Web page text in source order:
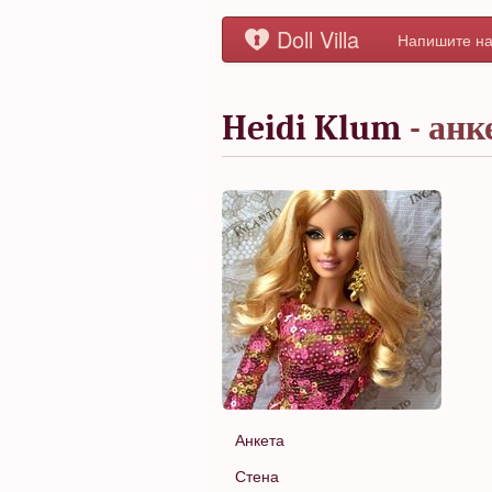
Doll Villa Напишите
Heidi Klum -
Анкета
Стена